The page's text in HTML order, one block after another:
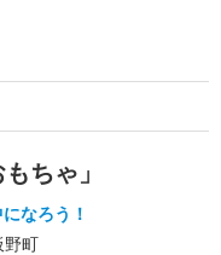
ちゃ」
なろう！
野町